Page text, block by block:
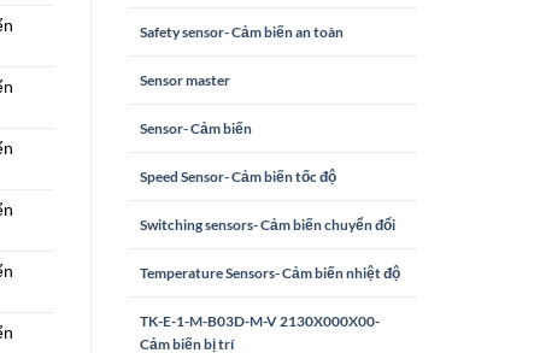
Safety sensor- Cảm biến an toàn
Sensor master
Sensor- Cảm biến
Speed Sensor- Cảm biến tốc độ
Switching sensors- Cảm biến chuyển đổi
Temperature Sensors- Cảm biến nhiệt độ
TK-E-1-M-B03D-M-V 2130X000X00-
Cảm biến bị trí